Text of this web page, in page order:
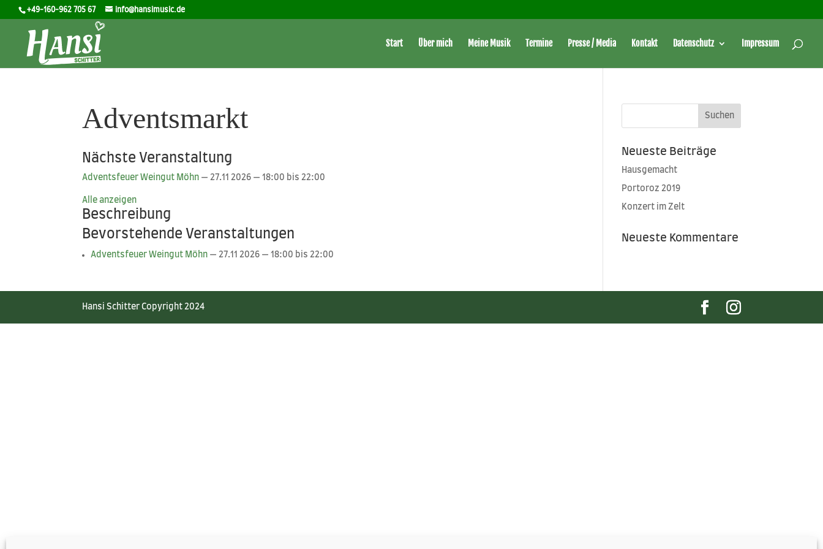
+49-160-962 705 67 info@hansimusic.de
Start Über mich Meine Musik Termine Presse / Media Kontakt Datenschutz Impressum
Adventsmarkt
Nächste Veranstaltung
Advents­feu­er Wein­gut Möhn — 27.11 2026 — 18:00 bis 22:00
Alle anzei­gen
Beschreibung
Bevorstehende Veranstaltungen
Advents­feu­er Wein­gut Möhn — 27.11 2026 — 18:00 bis 22:00
Neueste Beiträge
Hausgemacht
Portoroz 2019
Konzert im Zelt
Neueste Kommentare
Hansi Schitter Copyright 2024